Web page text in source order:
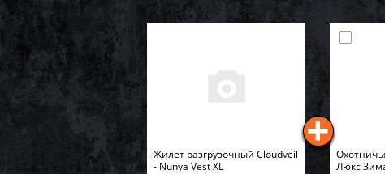
Жилет разгрузочный Cloudveil
- Nunya Vest XL
Люкс